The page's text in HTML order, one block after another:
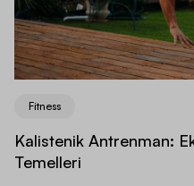
Fitness
Kalistenik Antrenman:
Temelleri